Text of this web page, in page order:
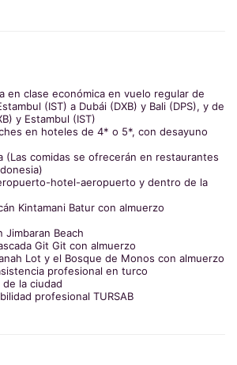
en clase económica en vuelo regular de
(IST) a Dubái (DXB) y Bali (DPS), y de
y Estambul (IST)
en hoteles de 4* o 5*, con desayuno
(Las comidas se ofrecerán en restaurantes
hotel-aeropuerto y dentro de la
Kintamani Batur con almuerzo
Jimbaran Beach
Git Git con almuerzo
Lot y el Bosque de Monos con almuerzo
profesional en turco
la ciudad
profesional TURSAB